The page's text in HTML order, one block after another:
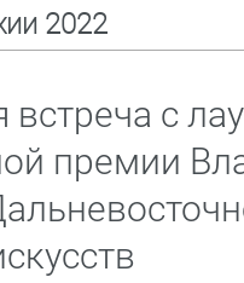
2022
встреча с
премии